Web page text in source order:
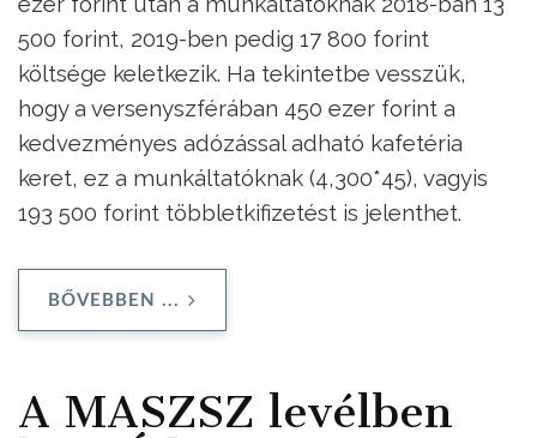
500 forint, 2019-ben pedig 17 800 forint
költsége keletkezik. Ha tekintetbe vesszük,
hogy a versenyszférában 450 ezer forint a
kedvezményes adózással adható kafetéria
keret, ez a munkáltatóknak (4,300*45), vagyis
193 500 forint többletkifizetést is jelenthet.
BŐVEBBEN ...
A MASZSZ levélben